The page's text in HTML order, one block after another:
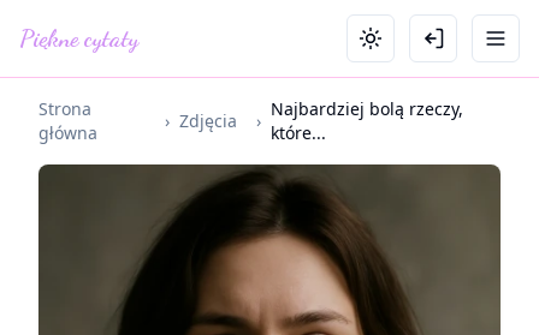
Piękne cytaty
Strona
główna
› Zdjęcia ›
Najbardziej bolą rzeczy,
które...